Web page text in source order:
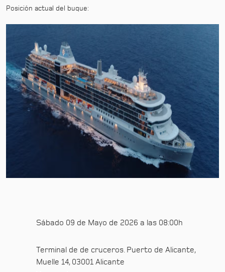
Posición actual del buque:
Sábado 09 de Mayo de 2026 a las 08:00h
Terminal de de cruceros. Puerto de Alicante,
Muelle 14, 03001 Alicante